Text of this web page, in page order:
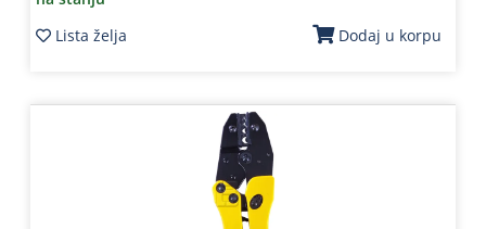
Lista želja
Dodaj u korpu